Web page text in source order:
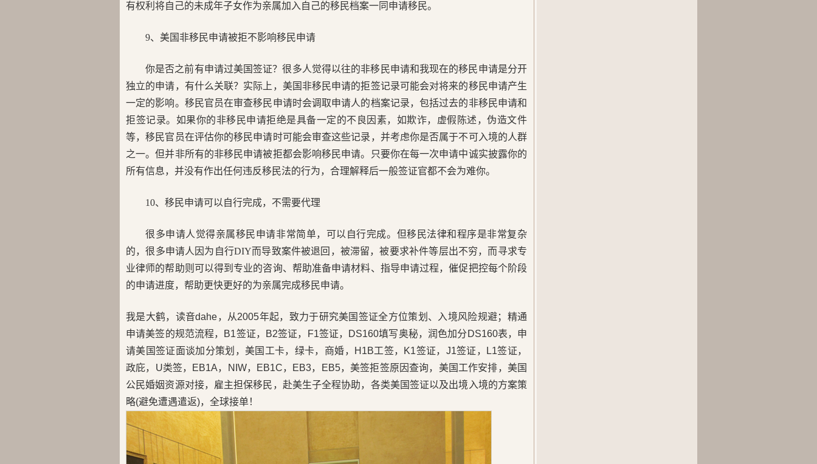
有权利将自己的未成年子女作为亲属加入自己的移民档案一同申请移民。
9、美国非移民申请被拒不影响移民申请
你是否之前有申请过美国签证？很多人觉得以往的非移民申请和我现在的移民申请是分开
独立的申请，有什么关联？实际上，美国非移民申请的拒签记录可能会对将来的移民申请产生
一定的影响。移民官员在审查移民申请时会调取申请人的档案记录，包括过去的非移民申请和
拒签记录。如果你的非移民申请拒绝是具备一定的不良因素，如欺诈，虚假陈述，伪造文件
等，移民官员在评估你的移民申请时可能会审查这些记录，并考虑你是否属于不可入境的人群
之一。但并非所有的非移民申请被拒都会影响移民申请。只要你在每一次申请中诚实披露你的
所有信息，并没有作出任何违反移民法的行为，合理解释后一般签证官都不会为难你。
10、移民申请可以自行完成，不需要代理
很多申请人觉得亲属移民申请非常简单，可以自行完成。但移民法律和程序是非常复杂
的，很多申请人因为自行DIY而导致案件被退回，被滞留，被要求补件等层出不穷，而寻求专
业律师的帮助则可以得到专业的咨询、帮助准备申请材料、指导申请过程，催促把控每个阶段
的申请进度，帮助更快更好的为亲属完成移民申请。
我是大鹤，读音dahe，从2005年起，致力于研究美国签证全方位策划、入境风险规避；精通
申请美签的规范流程，B1签证，B2签证，F1签证，DS160填写奥秘，润色加分DS160表，申
请美国签证面谈加分策划，美国工卡，绿卡，商婚，H1B工签，K1签证，J1签证，L1签证，
政庇，U类签，EB1A，NIW，EB1C，EB3，EB5，美签拒签原因查询，美国工作安排，美国
公民婚姻资源对接，雇主担保移民，赴美生子全程协助，各类美国签证以及出境入境的方案策
略(避免遭遇遣返)，全球接单！